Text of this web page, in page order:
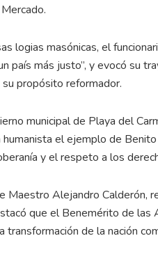
logias masónicas, el
país más justo”, y evocó su
su propósito reformador.
municipal de Playa del
el ejemplo de
y el respeto a los
Maestro Alejandro
que el Benemérito de
transformación de la nación